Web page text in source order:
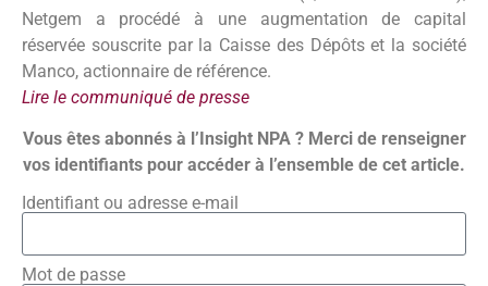
Netgem a procédé à une augmentation de capital
réservée souscrite par la Caisse des Dépôts et la société
Manco, actionnaire de référence.
Lire le communiqué de presse
Vous êtes abonnés à l’Insight NPA ? Merci de renseigner
vos identifiants pour accéder à l’ensemble de cet article.
Identifiant ou adresse e-mail
Mot de passe